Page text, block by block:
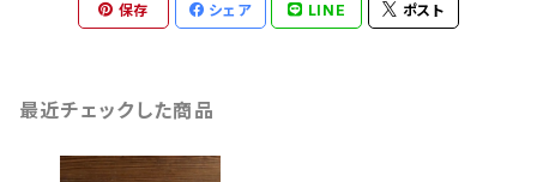
保存 シェア LINE ポスト
最近チェックした商品